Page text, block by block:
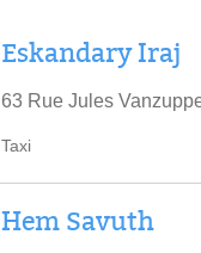
Eskandary Iraj
63 Rue Jules
Taxi
Hem Savuth